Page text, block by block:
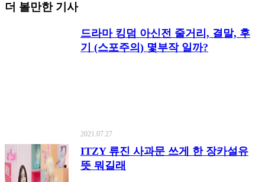
더 볼만한 기사
드라마 킹덤 아신전 줄거리, 결말, 후
기 (스포주의) 몇부작 일까?
2021.07.27
ITZY 류진 사과문 쓰게 한 장카설유
뜻 뭐길래